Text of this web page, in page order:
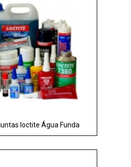
loctite Água Funda